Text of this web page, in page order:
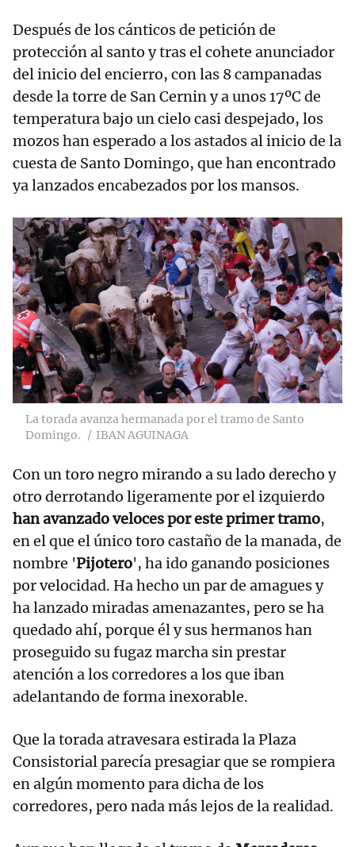
Después de los cánticos de petición de
protección al santo y tras el cohete anunciador
del inicio del encierro, con las 8 campanadas
desde la torre de San Cernin y a unos 17ºC de
temperatura bajo un cielo casi despejado, los
mozos han esperado a los astados al inicio de la
cuesta de Santo Domingo, que han encontrado
ya lanzados encabezados por los mansos.
La torada avanza hermanada por el tramo de Santo
Domingo.
IBAN AGUINAGA
Con un toro negro mirando a su lado derecho y
otro derrotando ligeramente por el izquierdo
han avanzado veloces por este primer tramo,
en el que el único toro castaño de la manada, de
nombre 'Pijotero', ha ido ganando posiciones
por velocidad. Ha hecho un par de amagues y
ha lanzado miradas amenazantes, pero se ha
quedado ahí, porque él y sus hermanos han
proseguido su fugaz marcha sin prestar
atención a los corredores a los que iban
adelantando de forma inexorable.
Que la torada atravesara estirada la Plaza
Consistorial parecía presagiar que se rompiera
en algún momento para dicha de los
corredores, pero nada más lejos de la realidad.